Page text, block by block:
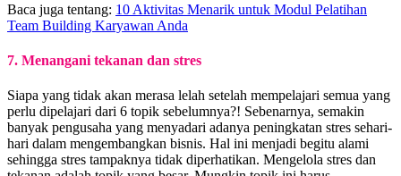
Baca juga tentang: 10 Aktivitas Menarik untuk Modul Pelatihan
Team Building Karyawan Anda
7. Menangani tekanan dan stres
Siapa yang tidak akan merasa lelah setelah mempelajari semua yang
perlu dipelajari dari 6 topik sebelumnya?! Sebenarnya, semakin
banyak pengusaha yang menyadari adanya peningkatan stres sehari-
hari dalam mengembangkan bisnis. Hal ini menjadi begitu alami
sehingga stres tampaknya tidak diperhatikan. Mengelola stres dan